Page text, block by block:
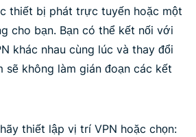
thiết bị phát trực tuyến hoặc một
cho bạn. Bạn có thể kết nối với
khác nhau cùng lúc và thay đổi
sẽ không làm gián đoạn các kết
thiết lập vị trí VPN hoặc chọn: